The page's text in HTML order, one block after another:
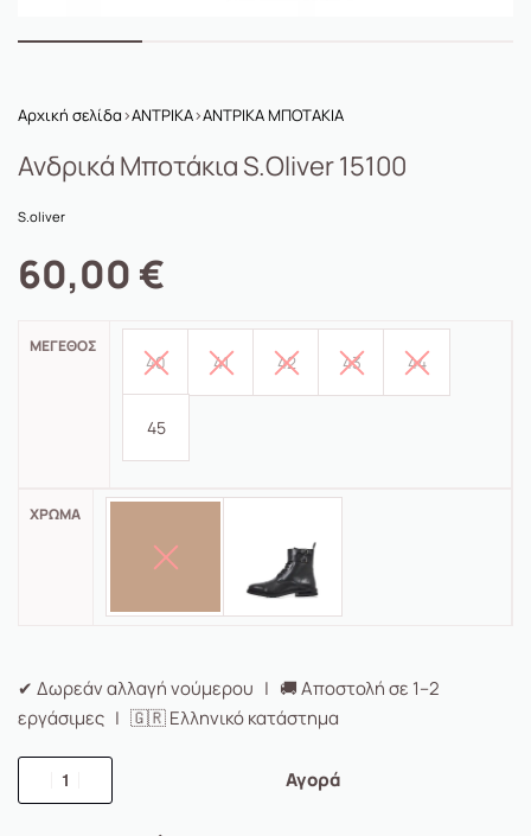
Αρχική σελίδα›ΑΝΤΡΙΚΑ›ΑΝΤΡΙΚΑ ΜΠΟΤΑΚΙΑ
Ανδρικά Μποτάκια S.oliver 15100
S.oliver
60,00 €
ΜΈΓΕΘΟΣ
40 41 42 43 44
45
ΧΡΏΜΑ
✔ Δωρεάν αλλαγή νούμερου | 🚚 Αποστολή σε 1–2
εργάσιμες | 🇬🇷 Ελληνικό κατάστημα
Αγορά